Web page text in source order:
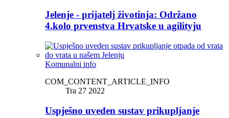
Jelenje - prijatelj životinja: Održano
4.kolo prvenstva Hrvatske u agilityju
Komunalni info
COM_CONTENT_ARTICLE_INFO
Tra 27 2022
Uspješno uveden sustav prikupljanje